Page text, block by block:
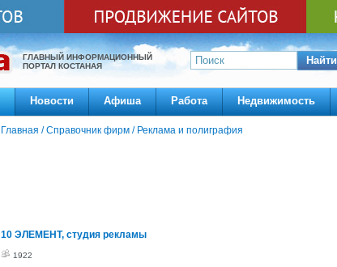
ГЛАВНЫЙ ИНФОРМАЦИОННЫЙ
ПОРТАЛ КОСТАНАЯ
Найти
Новости Афиша Работа Недвижимость
Главная /Справочник фирм / Реклама и полиграфия
10 ЭЛЕМЕНТ, студия рекламы
1922